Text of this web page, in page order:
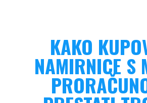
KAKO
NAMIRNICE S